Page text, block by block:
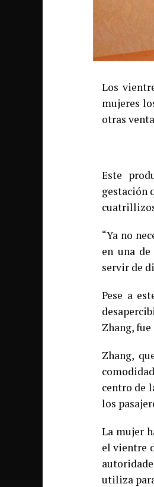
Los
mujeres
otras
Este
gestación
“Ya no
en una
servir de
Pese a
Zhang,
Zhang,
centro de
los
La mujer
el vientre
utiliza